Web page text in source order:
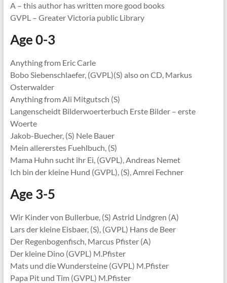
A – this author has written more good books
GVPL – Greater Victoria public Library
Age 0-3
Anything from Eric Carle
Bobo Siebenschlaefer, (GVPL)(S) also on CD, Markus
Osterwalder
Anything from Ali Mitgutsch (S)
Langenscheidt Bilderwoerterbuch Erste Bilder – erste
Woerte
Jakob-Buecher, (S) Nele Bauer
Mein allererstes Fuehlbuch, (S)
Mama Huhn sucht ihr Ei, (GVPL), Andreas Nemet
Ich bin der kleine Hund (GVPL), (S), Amrei Fechner
Age 3-5
Wir Kinder von Bullerbue, (S) Astrid Lindgren (A)
Lars der kleine Eisbaer, (S), (GVPL) Hans de Beer
Der Regenbogenfisch, Marcus Pfister (A)
Der kleine Dino (GVPL) M.Pfister
Mats und die Wundersteine (GVPL) M.Pfister
Papa Pit und Tim (GVPL) M.Pfister